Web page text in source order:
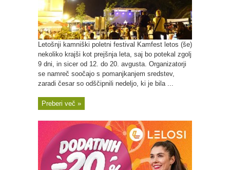
Letošnji kamniški poletni festival Kamfest letos (še)
nekoliko krajši kot prejšnja leta, saj bo potekal zgolj
9 dni, in sicer od 12. do 20. avgusta. Organizatorji
se namreč soočajo s pomanjkanjem sredstev,
zaradi česar so odščipnili nedeljo, ki je bila ...
Preberi več »